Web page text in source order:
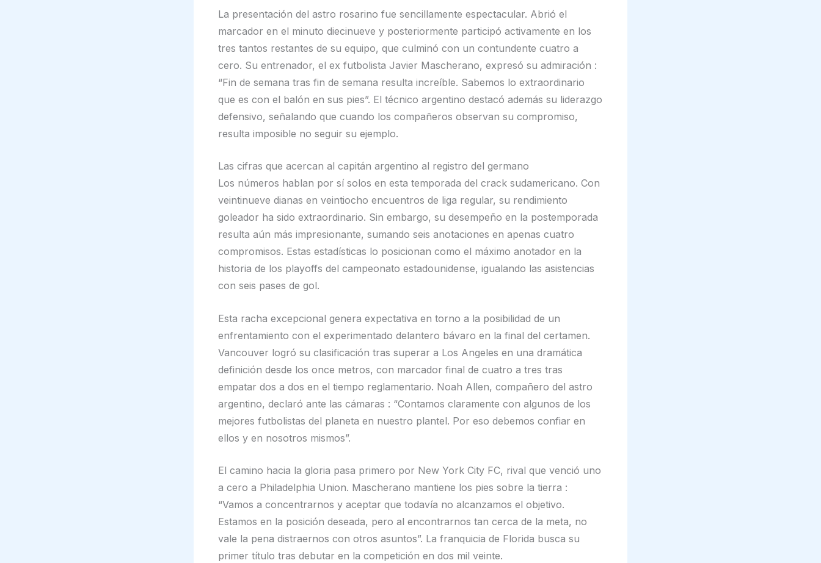
La presentación del astro rosarino fue sencillamente espectacular. Abrió el
marcador en el minuto diecinueve y posteriormente participó activamente en los
tres tantos restantes de su equipo, que culminó con un contundente cuatro a
cero. Su entrenador, el ex futbolista Javier Mascherano, expresó su admiración :
“Fin de semana tras fin de semana resulta increíble. Sabemos lo extraordinario
que es con el balón en sus pies”. El técnico argentino destacó además su liderazgo
defensivo, señalando que cuando los compañeros observan su compromiso,
resulta imposible no seguir su ejemplo.
Las cifras que acercan al capitán argentino al registro del germano
Los números hablan por sí solos en esta temporada del crack sudamericano. Con
veintinueve dianas en veintiocho encuentros de liga regular, su rendimiento
goleador ha sido extraordinario. Sin embargo, su desempeño en la postemporada
resulta aún más impresionante, sumando seis anotaciones en apenas cuatro
compromisos. Estas estadísticas lo posicionan como el máximo anotador en la
historia de los playoffs del campeonato estadounidense, igualando las asistencias
con seis pases de gol.
Esta racha excepcional genera expectativa en torno a la posibilidad de un
enfrentamiento con el experimentado delantero bávaro en la final del certamen.
Vancouver logró su clasificación tras superar a Los Angeles en una dramática
definición desde los once metros, con marcador final de cuatro a tres tras
empatar dos a dos en el tiempo reglamentario. Noah Allen, compañero del astro
argentino, declaró ante las cámaras : “Contamos claramente con algunos de los
mejores futbolistas del planeta en nuestro plantel. Por eso debemos confiar en
ellos y en nosotros mismos”.
El camino hacia la gloria pasa primero por New York City FC, rival que venció uno
a cero a Philadelphia Union. Mascherano mantiene los pies sobre la tierra :
“Vamos a concentrarnos y aceptar que todavía no alcanzamos el objetivo.
Estamos en la posición deseada, pero al encontrarnos tan cerca de la meta, no
vale la pena distraernos con otros asuntos”. La franquicia de Florida busca su
primer título tras debutar en la competición en dos mil veinte.